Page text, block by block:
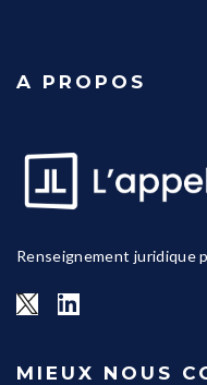
A PROPOS
Renseignement juridique
MIEUX NOUS